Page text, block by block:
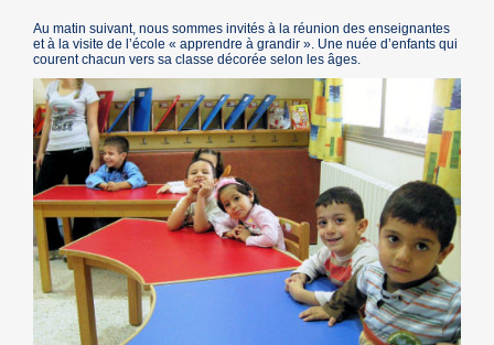
Au matin suivant, nous sommes invités à la réunion des enseignantes
et à la visite de l’école « apprendre à grandir ». Une nuée d’enfants qui
courent chacun vers sa classe décorée selon les âges.